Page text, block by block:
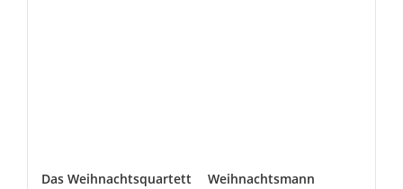
Das Weihnachtsquartett
Weihnachtsmann